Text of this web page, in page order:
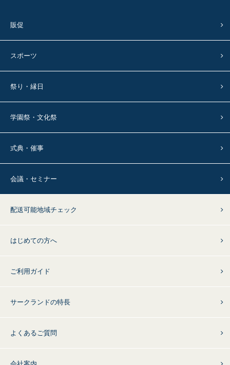
販促
スポーツ
祭り・縁日
学園祭・文化祭
式典・催事
会議・セミナー
配送可能地域チェック
はじめての方へ
ご利用ガイド
サークランドの特長
よくあるご質問